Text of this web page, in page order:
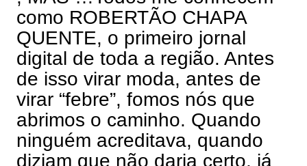
como ROBERTÃO CHAPA
QUENTE, o primeiro jornal
digital de toda a região. Antes
de isso virar moda, antes de
virar “febre”, fomos nós que
abrimos o caminho. Quando
ninguém acreditava, quando
diziam que não daria certo, já